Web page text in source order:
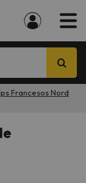
Francesos Nord